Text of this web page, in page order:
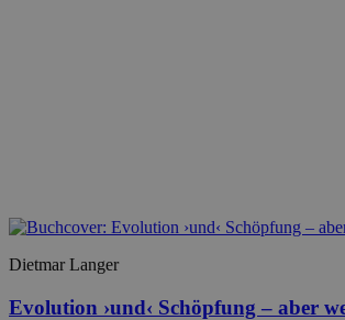
Dietmar Langer
Evolution ›und‹ Schöpfung – aber